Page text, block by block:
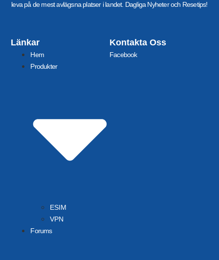
leva på de mest avlägsna platser i landet. Dagliga Nyheter och Resetips!
Länkar
Hem
Produkter
ESIM
VPN
Forums
Kontakta Oss
Facebook